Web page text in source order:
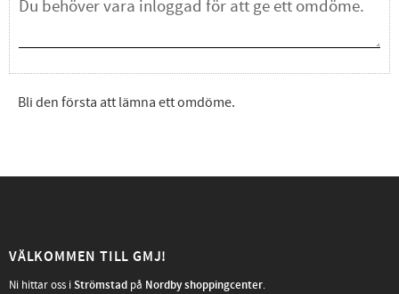
Bli den första att lämna ett omdöme.
VÄLKOMMEN TILL GMJ!
Ni hittar oss iStrömstad på Nordby shoppingcenter.